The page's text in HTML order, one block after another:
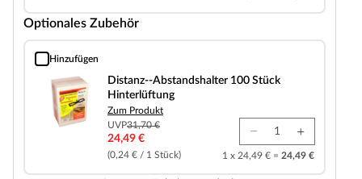
Optionales Zubehör
Hinzufügen
Distanz--Abstandshalter 100 Stück Hinterlüftung
Distanz--Abstandshalter 100 Stück
Hinterlüftung
Zum Produkt
UVP31,70 €
24,49 €
(0,24 € / 1 Stück) 1 x 24,49 € = 24,49 €